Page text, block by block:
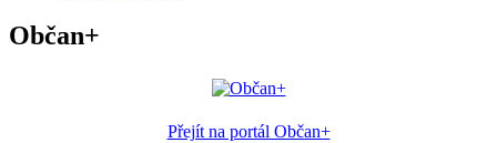
Občan+
Přejít na portál Občan+